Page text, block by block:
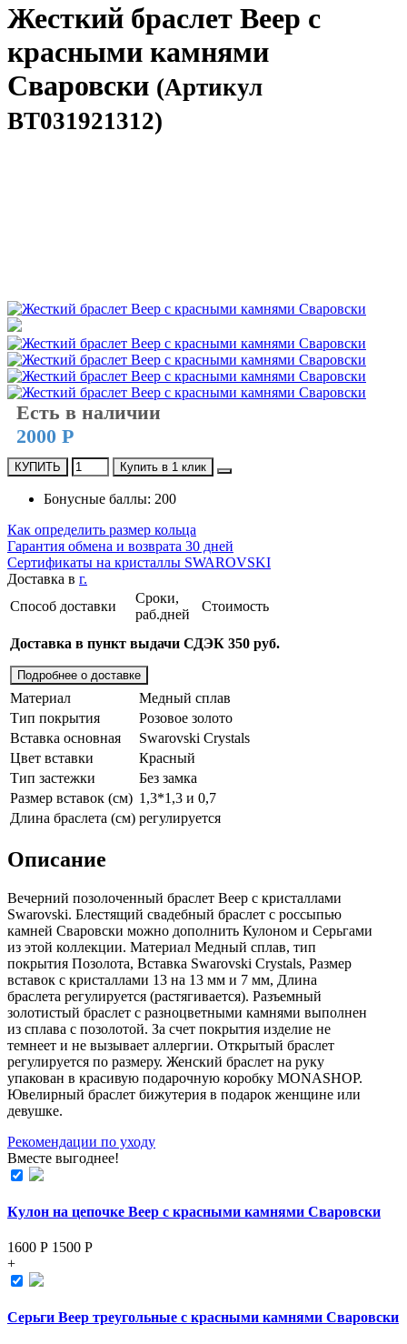
Жесткий браслет Веер с
красными камнями
Сваровски (Артикул
BT031921312)
Есть в наличии
2000 Р
КУПИТЬ Купить в 1 клик
Бонусные баллы: 200
Как определить размер кольца
Гарантия обмена и возврата 30 дней
Сертификаты на кристаллы SWAROVSKI
Доставка в г.
Способ доставки
Сроки,
раб.дней
Стоимость
Доставка в пункт выдачи СДЭК 350 руб.
Подробнее о доставке
Материал
Медный сплав
Тип покрытия
Розовое золото
Вставка основная
Swarovski Crystals
Цвет вставки
Красный
Тип застежки
Без замка
Размер вставок (см) 1,3*1,3 и 0,7
Длина браслета (см) регулируется
Описание
Вечерний позолоченный браслет Веер с кристаллами
Swarovski. Блестящий свадебный браслет с россыпью
камней Сваровски можно дополнить Кулоном и Серьгами
из этой коллекции. Материал Медный сплав, тип
покрытия Позолота, Вставка Swarovski Crystals, Размер
вставок с кристаллами 13 на 13 мм и 7 мм, Длина
браслета регулируется (растягивается). Разъемный
золотистый браслет с разноцветными камнями выполнен
из сплава с позолотой. За счет покрытия изделие не
темнеет и не вызывает аллергии. Открытый браслет
регулируется по размеру. Женский браслет на руку
упакован в красивую подарочную коробку MONASHOP.
Ювелирный браслет бижутерия в подарок женщине или
девушке.
Рекомендации по уходу
Вместе выгоднее!
Кулон на цепочке Веер с красными камнями Сваровски
1600 Р 1500 Р
+
Серьги Веер треугольные с красными камнями Сваровски